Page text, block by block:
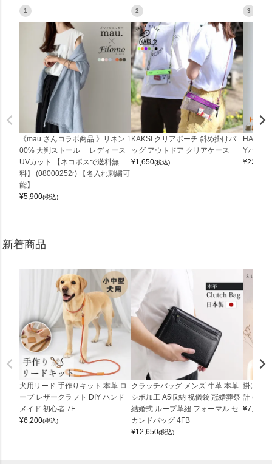
1
《mau.さんコラボ商品 》リネン 1
00% 大判ストール レディース
UVカット 【ネコポスで送料無
料】 (08000252r) 【名入れ刺繍可
能】
¥5,900(税込)
2
KAKSI クリアポーチ 斜め掛けバ
ッグ アウトドア クリアケース
¥1,650(税込)
3
Yバッグ
¥22,000
新着商品
犬用リード 手作りキット 本革 ロ
ープ レザークラフト DIY ハンド
メイド 初心者 7F
¥6,200(税込)
クラッチバッグ メンズ 牛革 本革
シボ加工 A5収納 祝儀袋 冠婚葬祭
結婚式 ループ革紐 フォーマル セ
カンドバッグ 4FB
¥12,650(税込)
掛け時
計
¥7,150